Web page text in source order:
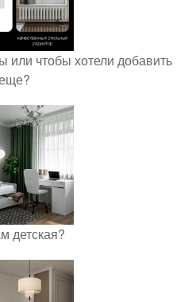
или чтобы хотели добавить
детская?